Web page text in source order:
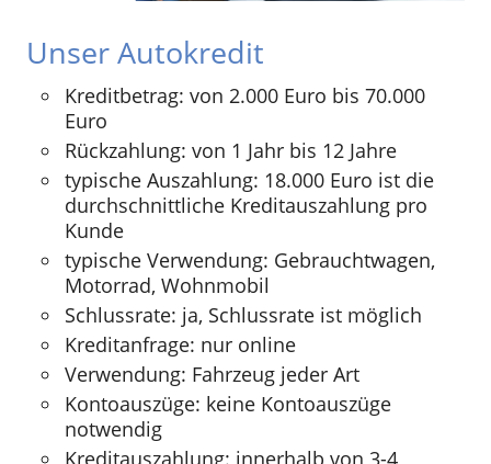
Unser Autokredit
Kreditbetrag: von 2.000 Euro bis 70.000
Euro
Rückzahlung: von 1 Jahr bis 12 Jahre
typische Auszahlung: 18.000 Euro ist die
durchschnittliche Kreditauszahlung pro
Kunde
typische Verwendung: Gebrauchtwagen,
Motorrad, Wohnmobil
Schlussrate: ja, Schlussrate ist möglich
Kreditanfrage: nur online
Verwendung: Fahrzeug jeder Art
Kontoauszüge: keine Kontoauszüge
notwendig
Kreditauszahlung: innerhalb von 3-4